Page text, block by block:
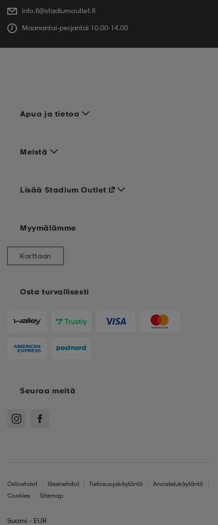
info.fi@stadiumoutlet.fi
Maanantai-perjantai 10.00-14.00
Apua ja tietoa
Meistä
Osta turvallisesti
Lisää Stadium Outlet
Myymälämme
Karttaan
Seuraa meitä
Ostoehdot Jäsenehdot Tietosuojakäytäntö
Arvostelukäytäntö
Cookies
Sitemap
Suomi - EUR